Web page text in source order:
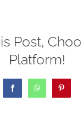
Post,
Platform!
FacebookWhatsApp